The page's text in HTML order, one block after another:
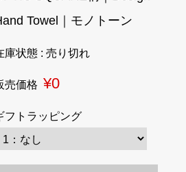
Towel｜モノトーン
庫状態 : 売り切れ
売価格 ¥0
フトラッピング